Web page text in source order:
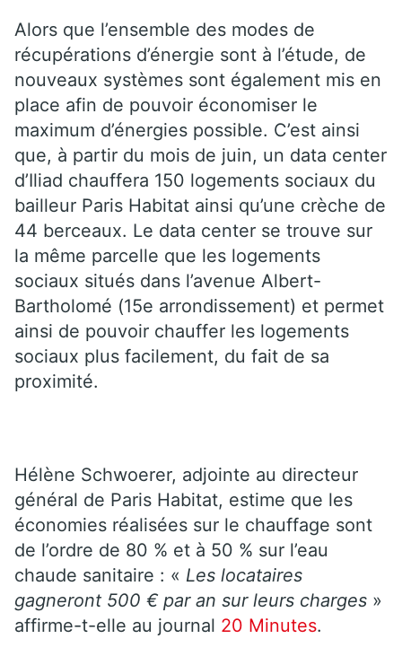
Alors que l’ensemble des modes de
récupérations d’énergie sont à l’étude, de
nouveaux systèmes sont également mis en
place afin de pouvoir économiser le
maximum d’énergies possible. C’est ainsi
que, à partir du mois de juin, un data center
d’Iliad chauffera 150 logements sociaux du
bailleur Paris Habitat ainsi qu’une crèche de
44 berceaux. Le data center se trouve sur
la même parcelle que les logements
sociaux situés dans l’avenue Albert-
Bartholomé (15e arrondissement) et permet
ainsi de pouvoir chauffer les logements
sociaux plus facilement, du fait de sa
proximité.
Hélène Schwoerer, adjointe au directeur
général de Paris Habitat, estime que les
économies réalisées sur le chauffage sont
de l’ordre de 80 % et à 50 % sur l’eau
chaude sanitaire : « Les locataires
gagneront 500 € par an sur leurs charges »
affirme-t-elle au journal 20 Minutes.